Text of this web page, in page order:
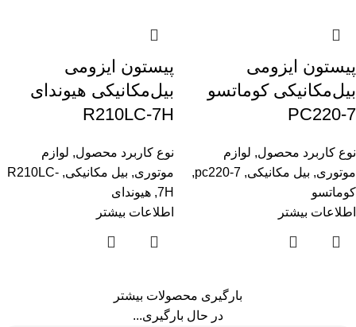
پیستون ایزومی
بیل‌مکانیکی کوماتسو
PC220-7
نوع کاربرد محصول, لوازم
موتوری, بیل مکانیکی,
pc220-7
,
کوماتسو
اطلاعات بیشتر
پیستون ایزومی
بیل‌مکانیکی هیوندای
R210LC-7H
نوع کاربرد محصول, لوازم
موتوری, بیل مکانیکی,
R210LC-
7H
, هیوندای
اطلاعات بیشتر
بارگیری محصولات بیشتر
در حال بارگیری...